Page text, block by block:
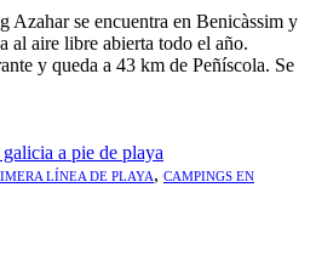
Azahar se encuentra en Benicàssim y
al aire libre abierta todo el año.
y queda a 43 km de Peñíscola. Se
LÍNEA DE PLAYA, CAMPINGS EN